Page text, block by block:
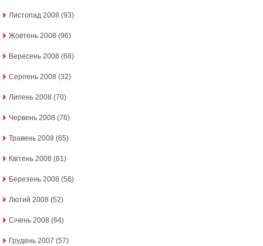
Листопад 2008 (93)
Жовтень 2008 (96)
Вересень 2008 (68)
Серпень 2008 (32)
Липень 2008 (70)
Червень 2008 (76)
Травень 2008 (65)
Квітень 2008 (81)
Березень 2008 (56)
Лютий 2008 (52)
Січень 2008 (64)
Грудень 2007 (57)